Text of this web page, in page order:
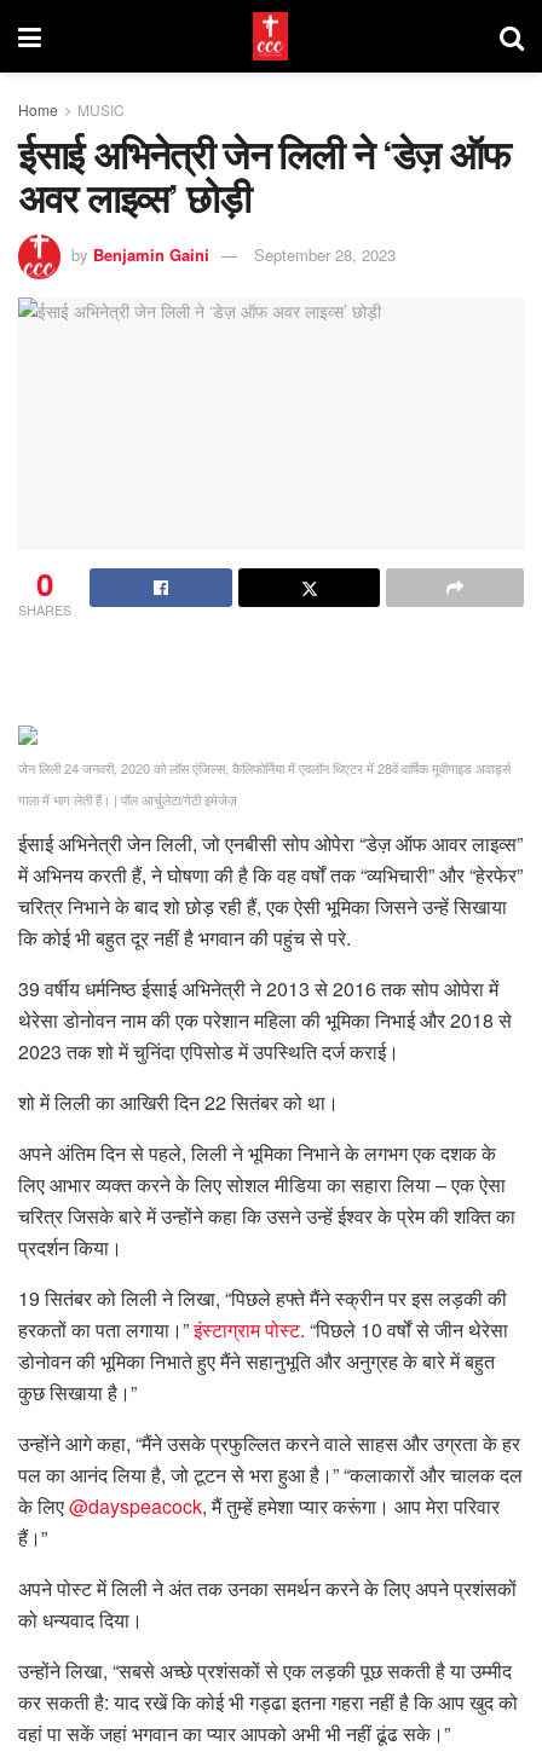
Home MUSIC
ईसाई अभिनेत्री जेन लिली ने ‘डेज़ ऑफ
अवर लाइव्स’ छोड़ी
by Benjamin Gaini September 28, 2023
0
SHARES
जेन लिली 24 जनवरी, 2020 को लॉस एंजिल्स, कैलिफोर्निया में एवलॉन थिएटर में 28वें वार्षिक मूवीगाइड अवार्ड्स
गाला में भाग लेती हैं। | पॉल आर्चुलेटा/गेटी इमेजेज़
ईसाई अभिनेत्री जेन लिली, जो एनबीसी सोप ओपेरा “डेज़ ऑफ आवर लाइव्स”
में अभिनय करती हैं, ने घोषणा की है कि वह वर्षों तक “व्यभिचारी” और “हेरफेर”
चरित्र निभाने के बाद शो छोड़ रही हैं, एक ऐसी भूमिका जिसने उन्हें सिखाया
कि कोई भी बहुत दूर नहीं है भगवान की पहुंच से परे.
39 वर्षीय धर्मनिष्ठ ईसाई अभिनेत्री ने 2013 से 2016 तक सोप ओपेरा में
थेरेसा डोनोवन नाम की एक परेशान महिला की भूमिका निभाई और 2018 से
2023 तक शो में चुनिंदा एपिसोड में उपस्थिति दर्ज कराई।
शो में लिली का आखिरी दिन 22 सितंबर को था।
अपने अंतिम दिन से पहले, लिली ने भूमिका निभाने के लगभग एक दशक के
लिए आभार व्यक्त करने के लिए सोशल मीडिया का सहारा लिया – एक ऐसा
चरित्र जिसके बारे में उन्होंने कहा कि उसने उन्हें ईश्वर के प्रेम की शक्ति का
प्रदर्शन किया।
19 सितंबर को लिली ने लिखा, “पिछले हफ्ते मैंने स्क्रीन पर इस लड़की की
हरकतों का पता लगाया।”इंस्टाग्राम पोस्ट. “पिछले 10 वर्षों से जीन थेरेसा
डोनोवन की भूमिका निभाते हुए मैंने सहानुभूति और अनुग्रह के बारे में बहुत
कुछ सिखाया है।”
उन्होंने आगे कहा, “मैंने उसके प्रफुल्लित करने वाले साहस और उग्रता के हर
पल का आनंद लिया है, जो टूटन से भरा हुआ है।” “कलाकारों और चालक दल
के लिए@dayspeacock, मैं तुम्हें हमेशा प्यार करूंगा। आप मेरा परिवार
हैं।”
अपने पोस्ट में लिली ने अंत तक उनका समर्थन करने के लिए अपने प्रशंसकों
को धन्यवाद दिया।
उन्होंने लिखा, “सबसे अच्छे प्रशंसकों से एक लड़की पूछ सकती है या उम्मीद
कर सकती है: याद रखें कि कोई भी गड्ढा इतना गहरा नहीं है कि आप खुद को
वहां पा सकें जहां भगवान का प्यार आपको अभी भी नहीं ढूंढ सके।”